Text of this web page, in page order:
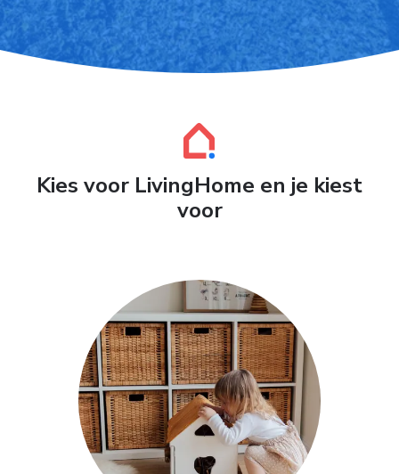
Kies voor LivingHome en je kiest
voor